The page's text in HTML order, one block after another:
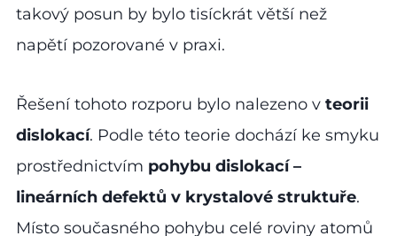
takový posun by bylo tisíckrát větší než
napětí pozorované v praxi.
Řešení tohoto rozporu bylo nalezeno v teorii
dislokací. Podle této teorie dochází ke smyku
prostřednictvím pohybu dislokací –
lineárních defektů v krystalové struktuře.
Místo současného pohybu celé roviny atomů